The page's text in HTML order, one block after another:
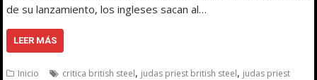
de su lanzamiento, los ingleses sacan al…
LEER MÁS
Inicio critica british steel, judas priest british steel, judas priest